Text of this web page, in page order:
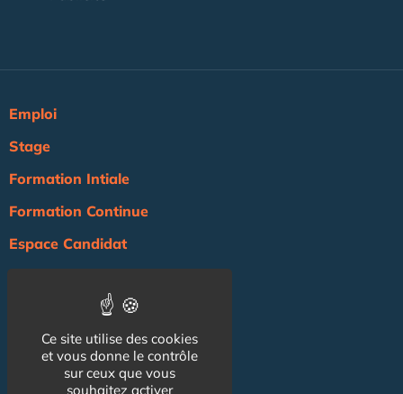
Emploi
Stage
Formation Intiale
Formation Continue
Espace Candidat
Agenda
NOS AUTRES SITES :
Ce site utilise des cookies
et vous donne le contrôle
sur ceux que vous
souhaitez activer